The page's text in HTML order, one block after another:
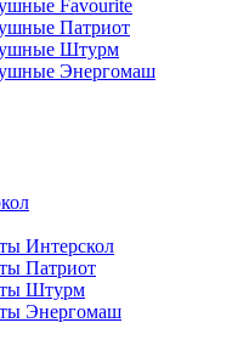
Favourite
Патриот
Штурм
Энергомаш
Интерскол
Патриот
Штурм
Энергомаш